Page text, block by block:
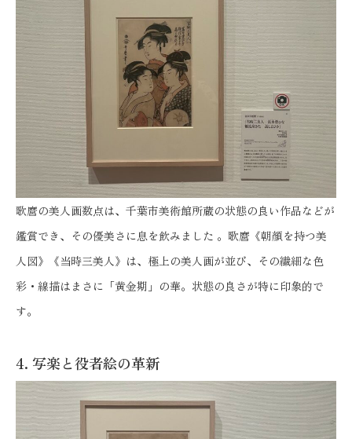
歌麿の美人画数点は、千葉市美術館所蔵の状態の良い作品などが
鑑賞でき、その優美さに息を飲みました 。歌麿《朝顔を持つ美
人図》《当時三美人》は、極上の美人画が並び、その繊細な色
彩・線描はまさに「黄金期」の華。状態の良さが特に印象的で
す。
4. 写楽と役者絵の革新